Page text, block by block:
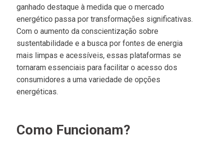
ganhado destaque à medida que o mercado
energético passa por transformações significativas.
Com o aumento da conscientização sobre
sustentabilidade e a busca por fontes de energia
mais limpas e acessíveis, essas plataformas se
tornaram essenciais para facilitar o acesso dos
consumidores a uma variedade de opções
energéticas.
Como Funcionam?